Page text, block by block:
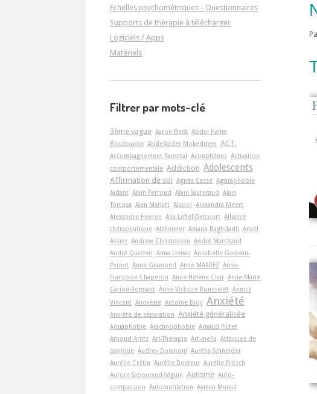
Echelles psychométriques - Questionnaires
Supports de thérapie à télécharger
Logiciels / Apps
Matériels
Filtrer par mots-clé
3ème vague Aaron Beck Abdel Halim
Boudoukha Abdelkader Mokeddem ACT.
Accompagnement Parental Acouphènes Activation
comportementale Addiction Adolescents
Affirmation de soi Agnès Cassé Agoraphobie
Aidant Alain Perroud Alain Sauteraud Alain
Tortosa Alan Marlatt Alcool Alexandra Meert
Alexandre Heeren Alix Lefief-Delcourt Alliance
thérapeutique Alzheimer Amaria Baghdadli Anaël
Assier Andrew Christensen André Marchand
André Quaderi Anna Llenas Annabelle Godeau-
Pernet Anne Gramond Anne MARREZ Anne-
Françoise Chaperon Anne-Hélène Clair Anne-Marie
Cariou-Rognant Anne-Victoire Rousselet Annick
Vincent Anorexie Antoine Bioy Anxiété
Anxiété de séparation Anxiété généralisée
Aquaphobie Arachnophobie Arnaud Pictet
Arnoud Arntz Art-Thérapie Art-­mella Attaques de
panique Audrey Donatoni Aurélia Schneider
Aurélie Crétin Aurélie Docteur Aurélie Fritsch
Aurore Sabouraud-Séguin Autisme Auto-
compassion Automutilation Ayman Murad